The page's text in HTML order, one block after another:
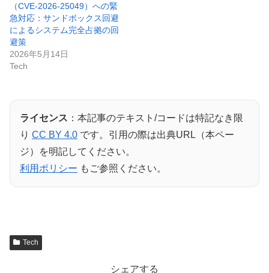
（CVE-2026-25049）への緊
急対応：サンドボックス回避
によるシステム完全占拠の回
避策
2026年5月14日
Tech
ライセンス ：本記事のテキスト/コードは特記なき限
り CC BY 4.0 です。引用の際は出典URL（本ペー
ジ）を明記してください。
利用ポリシー もご参照ください。
Tech
シェアする